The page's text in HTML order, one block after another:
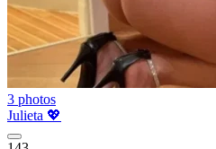
3 photos
Julieta 💖